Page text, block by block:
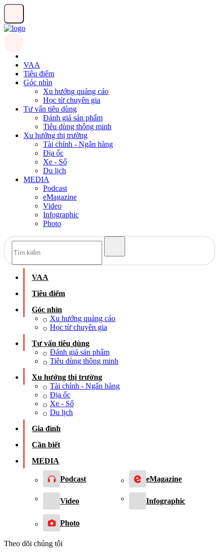
VAA
Tiêu điểm
Góc nhìn
Xu hướng quảng cáo
Học từ chuyên gia
Tư vấn tiêu dùng
Đánh giá sản phẩm
Tiêu dùng thông minh
Xu hướng thị trường
Tài chính - Ngân hàng
Địa ốc
Xe - Số
Du lịch
MEDIA
Podcast
eMagazine
Video
Infographic
Photo
VAA
Tiêu điểm
Góc nhìn
Xu hướng quảng cáo
Học từ chuyên gia
Tư vấn tiêu dùng
Đánh giá sản phẩm
Tiêu dùng thông minh
Xu hướng thị trường
Tài chính - Ngân hàng
Địa ốc
Xe - Số
Du lịch
Gia đình
Cần biết
MEDIA
Podcast eMagazine
Video Infographic
Photo
Theo dõi chúng tôi